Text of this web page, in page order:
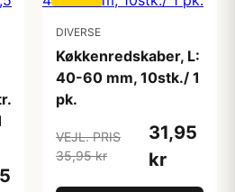
DIVERSE
Køkkenredskaber, L:
40-60 mm, 10stk./ 1
pk.
VEJL. PRIS
35,95 kr
31,95
kr